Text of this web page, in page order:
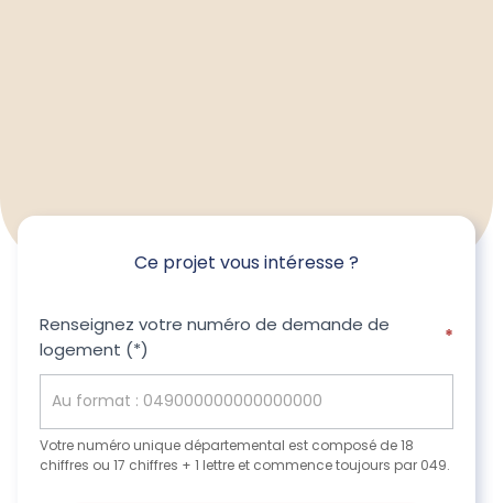
Ce projet vous intéresse ?
Ce
projet
vous
intéresse
?
Renseignez votre numéro de demande de
logement (*)
*
Votre numéro unique départemental est composé de 18
chiffres ou 17 chiffres + 1 lettre et commence toujours par 049.